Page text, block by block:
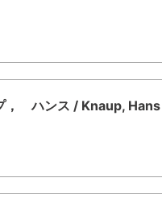
， ハンス / Knaup, Hans